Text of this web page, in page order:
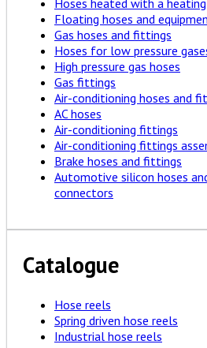
Hoses heated with a
Floating hoses and
Gas hoses and fittings
Hoses for low pressure
High pressure gas hoses
Gas fittings
Air-conditioning hoses and
AC hoses
Air-conditioning fittings
Air-conditioning fittings
Brake hoses and fittings
Automotive silicon hoses
connectors
Catalogue
Hose reels
Spring driven hose reels
Industrial hose reels